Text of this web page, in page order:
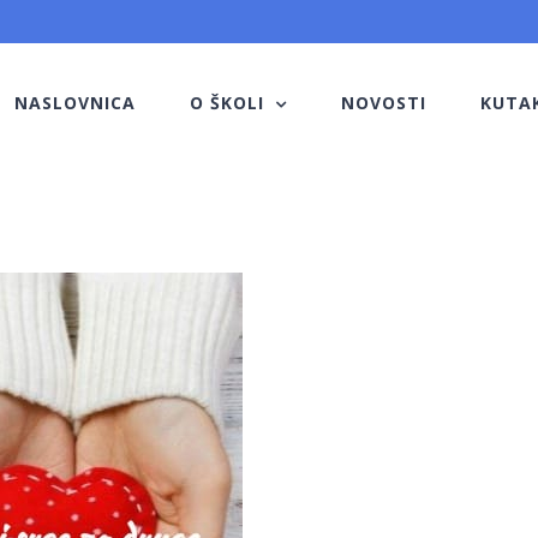
NASLOVNICA O ŠKOLI NOVOSTI